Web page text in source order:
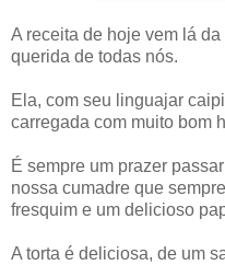
A receita de hoje vem lá
querida de todas nós.
Ela, com seu linguajar
carregada com muito bom
É sempre um prazer
nossa cumadre que
fresquim e um delicioso
A torta é deliciosa, de um